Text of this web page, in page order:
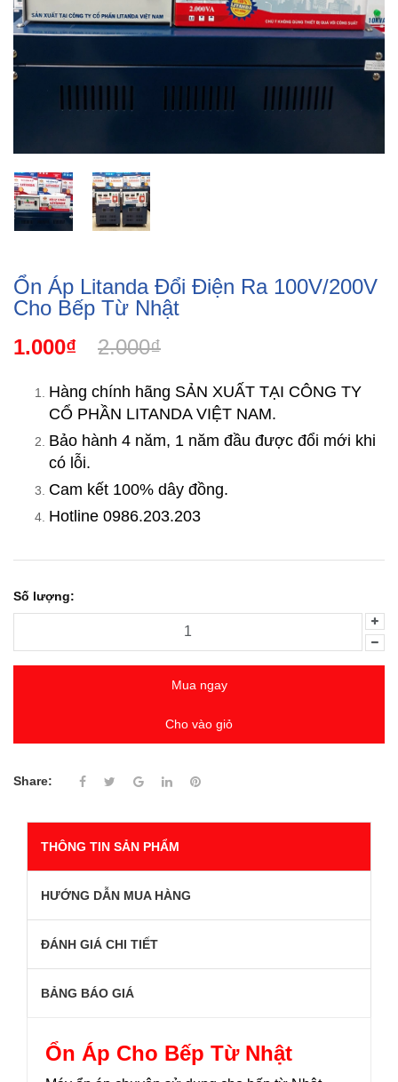
Ổn Áp Litanda Đổi Điện Ra 100V/200V
Cho Bếp Từ Nhật
1.000₫
2.000₫
Hàng chính hãng SẢN XUẤT TẠI CÔNG TY
CỔ PHẦN LITANDA VIỆT NAM.
Bảo hành 4 năm, 1 năm đầu được đổi mới khi
có lỗi.
Cam kết 100% dây đồng.
Hotline 0986.203.203
Số lượng:
Mua ngay
Cho vào giỏ
Share:
THÔNG TIN SẢN PHẨM
HƯỚNG DẪN MUA HÀNG
ĐÁNH GIÁ CHI TIẾT
BẢNG BÁO GIÁ
Ổn Áp Cho Bếp Từ Nhật